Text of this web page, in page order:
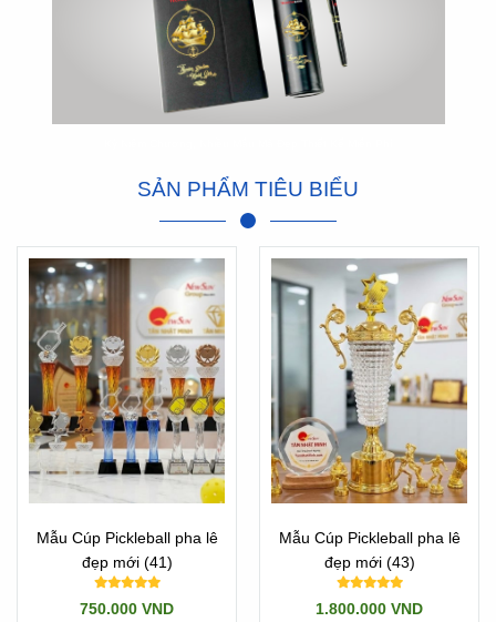
SẢN PHẨM TIÊU BIỂU
Mẫu Cúp Pickleball pha lê
đẹp mới (41)
750.000 VND
Mẫu Cúp Pickleball pha lê
đẹp mới (43)
1.800.000 VND